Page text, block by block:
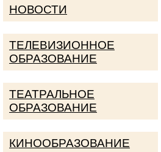
НОВОСТИ
ТЕЛЕВИЗИОННОЕ
ОБРАЗОВАНИЕ
ТЕАТРАЛЬНОЕ
ОБРАЗОВАНИЕ
КИНООБРАЗОВАНИЕ